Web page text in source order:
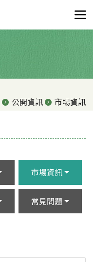
公開資訊 市場資訊
市場資訊
常見問題